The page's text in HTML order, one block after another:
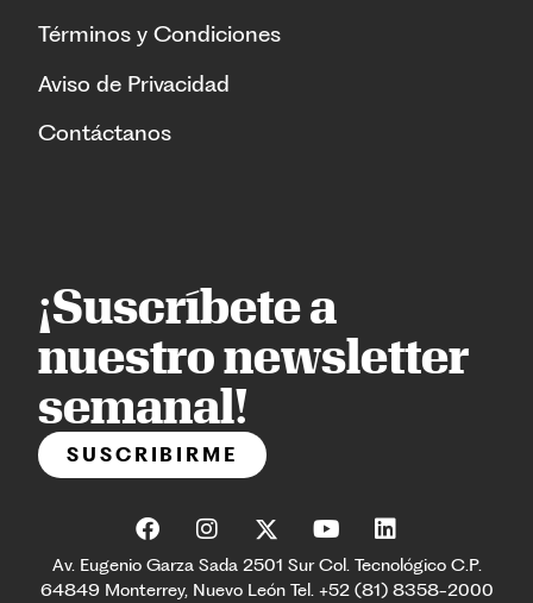
Términos y Condiciones
Aviso de Privacidad
Contáctanos
¡Suscríbete a
nuestro newsletter
semanal!
SUSCRIBIRME
Av. Eugenio Garza Sada 2501 Sur Col. Tecnológico C.P.
64849 Monterrey, Nuevo León Tel. +52 (81) 8358-2000